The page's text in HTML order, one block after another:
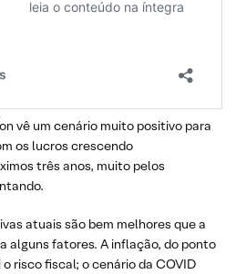
vê um cenário muito positivo para
os lucros crescendo
três anos, muito pelos
atuais são bem melhores que a
alguns fatores. A inflação, do ponto
risco fiscal; o cenário da COVID